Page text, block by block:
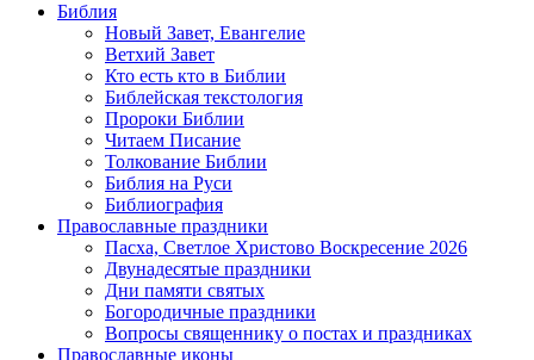
Библия
Новый Завет, Евангелие
Ветхий Завет
Кто есть кто в Библии
Библейская текстология
Пророки Библии
Читаем Писание
Толкование Библии
Библия на Руси
Библиография
Православные праздники
Пасха, Светлое Христово Воскресение 2026
Двунадесятые праздники
Дни памяти святых
Богородичные праздники
Вопросы священнику о постах и праздниках
Православные иконы